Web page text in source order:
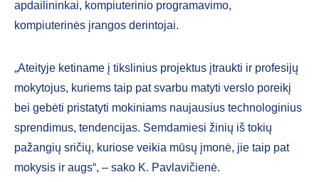
apdailininkai, kompiuterinio programavimo,
kompiuterinės įrangos derintojai.
„Ateityje ketiname į tikslinius projektus įtraukti ir profesijų
mokytojus, kuriems taip pat svarbu matyti verslo poreikį
bei gebėti pristatyti mokiniams naujausius technologinius
sprendimus, tendencijas. Semdamiesi žinių iš tokių
pažangių sričių, kuriose veikia mūsų įmonė, jie taip pat
mokysis ir augs“, – sako K. Pavlavičienė.